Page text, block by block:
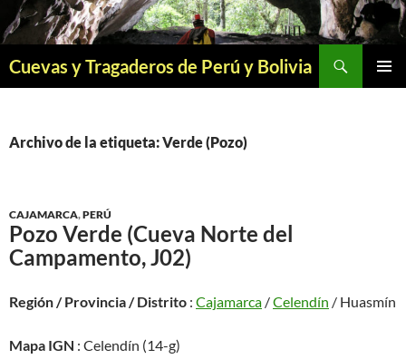
Saltar
al
Cuevas y Tragaderos de Perú y Bolivia
Archivo de la etiqueta: Verde (Pozo)
CAJAMARCA,PERÚ
Pozo Verde (Cueva Norte del
Campamento, J02)
Región / Provincia / Distrito : Cajamarca /Celendín / Huasmín
Mapa IGN : Celendín (14-g)